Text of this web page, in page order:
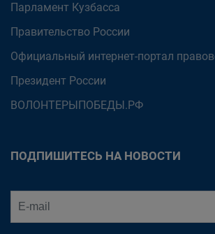
Парламент Кузбасса
Правительство России
Официальный интернет-портал
Президент России
ВОЛОНТЕРЫПОБЕДЫ.РФ
ПОДПИШИТЕСЬ НА НОВОСТИ